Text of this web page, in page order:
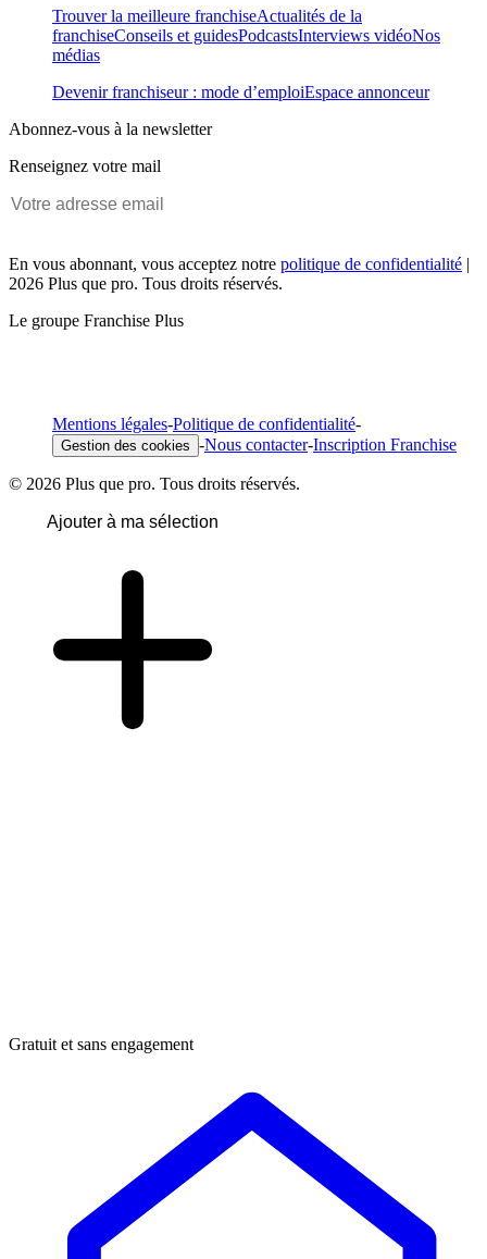
Trouver la meilleure franchiseActualités de la
franchiseConseils et guidesPodcastsInterviews vidéoNos
médias
Devenir franchiseur : mode d’emploiEspace annonceur
Abonnez-vous à la newsletter
Renseignez votre mail
En vous abonnant, vous acceptez notre politique de confidentialité |
2026 Plus que pro. Tous droits réservés.
Le groupe Franchise Plus
Mentions légales-Politique de confidentialité-
Gestion des cookies -Nous contacter-Inscription Franchise
© 2026 Plus que pro. Tous droits réservés.
Ajouter à ma sélection
Gratuit et sans engagement